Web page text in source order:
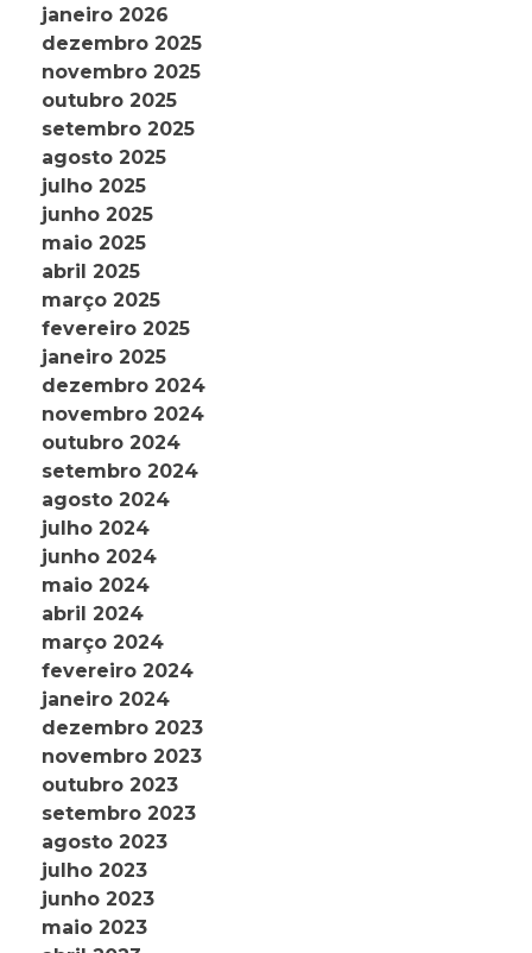
janeiro 2026
dezembro 2025
novembro 2025
outubro 2025
setembro 2025
agosto 2025
julho 2025
junho 2025
maio 2025
abril 2025
março 2025
fevereiro 2025
janeiro 2025
dezembro 2024
novembro 2024
outubro 2024
setembro 2024
agosto 2024
julho 2024
junho 2024
maio 2024
abril 2024
março 2024
fevereiro 2024
janeiro 2024
dezembro 2023
novembro 2023
outubro 2023
setembro 2023
agosto 2023
julho 2023
junho 2023
maio 2023